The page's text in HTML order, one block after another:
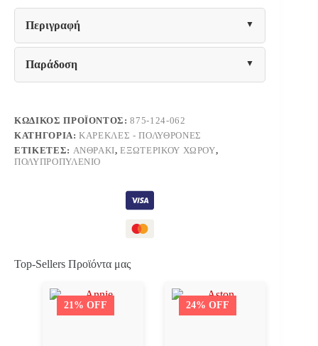
ΧΡΩΜΑ
59x44x83εκ
ποσότητα
Περιγραφή
Παράδοση
ΚΩΔΙΚΌΣ ΠΡΟΪΌΝΤΟΣ:875-124-062
ΚΑΤΗΓΟΡΊΑ:ΚΑΡΈΚΛΕΣ - ΠΟΛΥΘΡΌΝΕΣ
ΕΤΙΚΈΤΕΣ: ΑΝΘΡΑΚΊ,ΕΞΩΤΕΡΙΚΟΎ ΧΏΡΟΥ,
ΠΟΛΥΠΡΟΠΥΛΈΝΙΟ
Top-Sellers Προϊόντα μας
21% OFF 24% OFF